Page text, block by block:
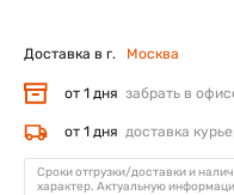
Доставка в г. Москва
от 1 дня забрать в
от 1 дня доставка
Сроки отгрузки/доставки и
характер. Актуальную